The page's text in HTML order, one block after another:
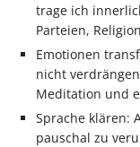
trage ich
Parteien,
Emotionen
nicht
Meditation und
Sprache klären:
pauschal zu